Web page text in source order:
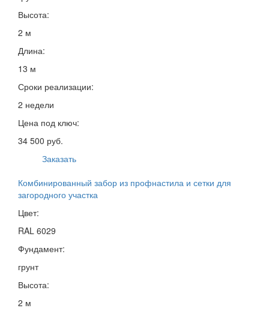
Высота:
2 м
Длина:
13 м
Сроки реализации:
2 недели
Цена под ключ:
34 500 руб.
Заказать
Комбинированный забор из профнастила и сетки для
загородного участка
Цвет:
RAL 6029
Фундамент:
грунт
Высота:
2 м